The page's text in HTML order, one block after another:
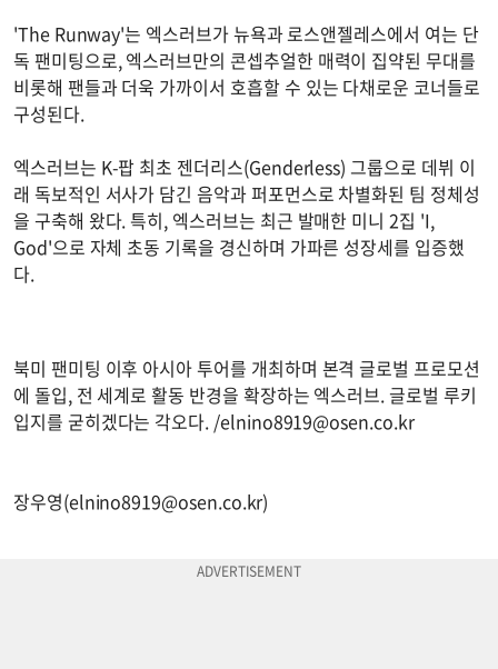
'The Runway'는 엑스러브가 뉴욕과 로스앤젤레스에서 여는 단
독 팬미팅으로, 엑스러브만의 콘셉추얼한 매력이 집약된 무대를
비롯해 팬들과 더욱 가까이서 호흡할 수 있는 다채로운 코너들로
구성된다.
엑스러브는 K-팝 최초 젠더리스(Genderless) 그룹으로 데뷔 이
래 독보적인 서사가 담긴 음악과 퍼포먼스로 차별화된 팀 정체성
을 구축해 왔다. 특히, 엑스러브는 최근 발매한 미니 2집 'I,
God'으로 자체 초동 기록을 경신하며 가파른 성장세를 입증했
다.
북미 팬미팅 이후 아시아 투어를 개최하며 본격 글로벌 프로모션
에 돌입, 전 세계로 활동 반경을 확장하는 엑스러브. 글로벌 루키
입지를 굳히겠다는 각오다. /elnino8919@osen.co.kr
장우영(elnino8919@osen.co.kr)